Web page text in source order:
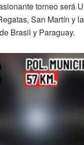
torneo será
San Martín y
Brasil y Paraguay.